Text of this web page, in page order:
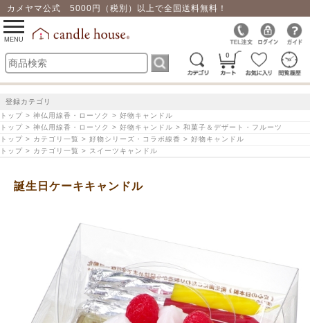
カメヤマ公式 5000円（税別）以上で全国送料無料！
0
toggle
navigation
MENU
登録カテゴリ
トップ > 神仏用線香・ローソク > 好物キャンドル
トップ > 神仏用線香・ローソク > 好物キャンドル > 和菓子＆デザート・フルーツ
トップ > カテゴリ一覧 > 好物シリーズ・コラボ線香 > 好物キャンドル
トップ > カテゴリ一覧 > スイーツキャンドル
誕生日ケーキキャンドル